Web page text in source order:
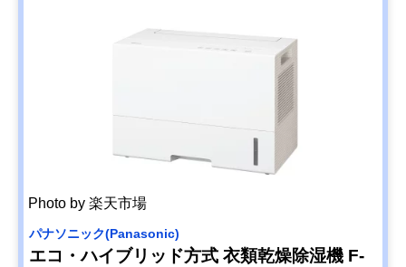
Photo by 楽天市場
パナソニック(Panasonic)
エコ・ハイブリッド方式 衣類乾燥除湿機 F-